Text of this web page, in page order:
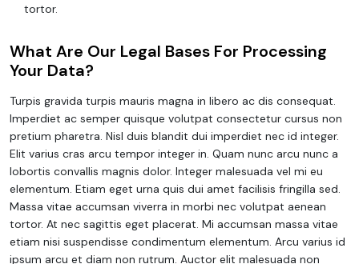
tortor.
What Are Our Legal Bases For Processing
Your Data?
Turpis gravida turpis mauris magna in libero ac dis consequat.
Imperdiet ac semper quisque volutpat consectetur cursus non
pretium pharetra. Nisl duis blandit dui imperdiet nec id integer.
Elit varius cras arcu tempor integer in. Quam nunc arcu nunc a
lobortis convallis magnis dolor. Integer malesuada vel mi eu
elementum. Etiam eget urna quis dui amet facilisis fringilla sed.
Massa vitae accumsan viverra in morbi nec volutpat aenean
tortor. At nec sagittis eget placerat. Mi accumsan massa vitae
etiam nisi suspendisse condimentum elementum. Arcu varius id
ipsum arcu et diam non rutrum. Auctor elit malesuada non